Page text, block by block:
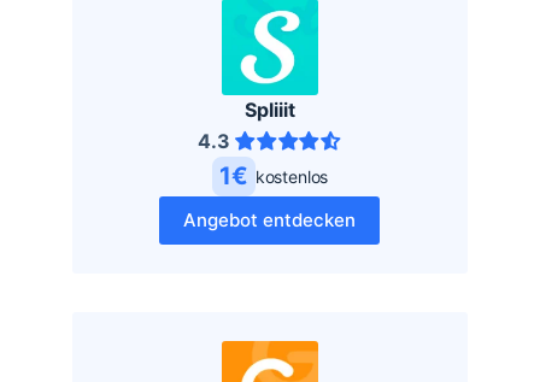
Spliiit
4.3
1€ kostenlos
Angebot entdecken